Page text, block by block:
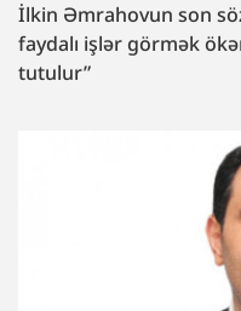
İlkin Əmrahovun son
faydalı işlər görmək
tutulur”